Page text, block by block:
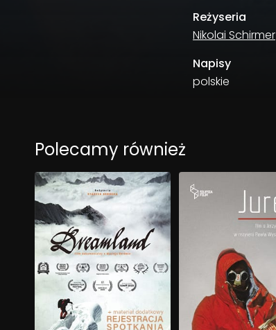
Reżyseria
Nikolai Schirmer
Napisy
polskie
Polecamy również
Zobacz$4.50